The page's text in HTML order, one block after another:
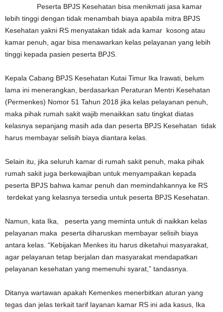
Peserta BPJS Kesehatan bisa menikmati jasa kamar
lebih tinggi dengan tidak menambah biaya apabila mitra BPJS
Kesehatan yakni RS menyatakan tidak ada kamar kosong atau
kamar penuh, agar bisa menawarkan kelas pelayanan yang lebih
tinggi kepada pasien peserta BPJS.
Kepala Cabang BPJS Kesehatan Kutai Timur Ika Irawati, belum
lama ini menerangkan, berdasarkan Peraturan Mentri Kesehatan
(Permenkes) Nomor 51 Tahun 2018 jika kelas pelayanan penuh,
maka pihak rumah sakit wajib menaikkan satu tingkat diatas
kelasnya sepanjang masih ada dan peserta BPJS Kesehatan tidak
harus membayar selisih biaya diantara kelas.
Selain itu, jika seluruh kamar di rumah sakit penuh, maka pihak
rumah sakit juga berkewajiban untuk menyampaikan kepada
peserta BPJS bahwa kamar penuh dan memindahkannya ke RS
terdekat yang kelasnya tersedia untuk peserta BPJS Kesehatan.
Namun, kata Ika, peserta yang meminta untuk di naikkan kelas
pelayanan maka peserta diharuskan membayar selisih biaya
antara kelas. “Kebijakan Menkes itu harus diketahui masyarakat,
agar pelayanan tetap berjalan dan masyarakat mendapatkan
pelayanan kesehatan yang memenuhi syarat,” tandasnya.
Ditanya wartawan apakah Kemenkes menerbitkan aturan yang
tegas dan jelas terkait tarif layanan kamar RS ini ada kasus, Ika